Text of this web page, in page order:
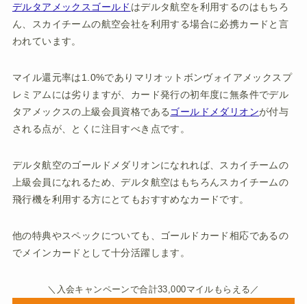
デルタアメックスゴールド はデルタ航空を利用するのはもちろ
ん、スカイチームの航空会社を利用する場合に必携カードと言
われています。
マイル還元率は1.0%でありマリオットボンヴォイアメックスプ
レミアムには劣りますが、カード発行の初年度に無条件でデル
タアメックスの上級会員資格である ゴールドメダリオンが付与
される点が、とくに注目すべき点です。
デルタ航空のゴールドメダリオンになれれば、スカイチームの
上級会員になれるため、デルタ航空はもちろんスカイチームの
飛行機を利用する方にとてもおすすめなカードです。
他の特典やスペックについても、ゴールドカード相応であるの
でメインカードとして十分活躍します。
＼入会キャンペーンで合計33,000マイルもらえる／